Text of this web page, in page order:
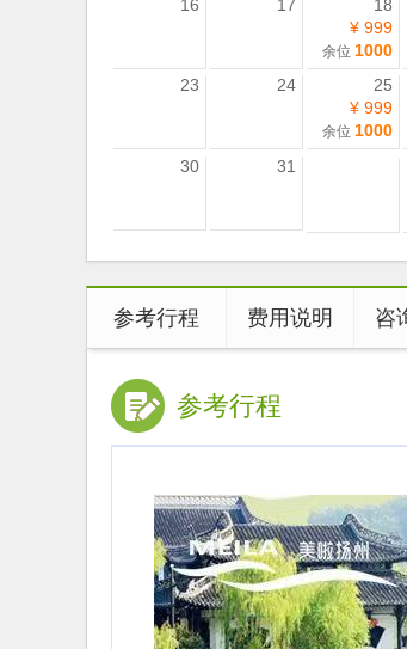
16 17
18
¥ 999
余位 1000
23 24
25
¥ 999
余位 1000
30 31
参考行程 费用说明 咨
参考行程